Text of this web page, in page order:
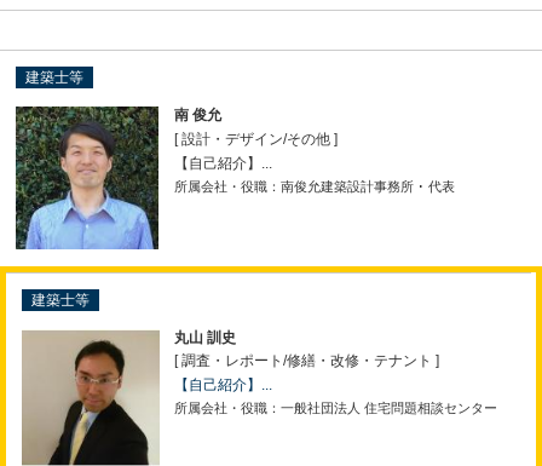
建築士等
南 俊允
[ 設計・デザイン/その他 ]
【自己紹介】...
所属会社・役職：南俊允建築設計事務所 ･ 代表
建築士等
丸山 訓史
[ 調査・レポート/修繕・改修・テナント ]
【自己紹介】...
所属会社・役職：一般社団法人 住宅問題相談センター